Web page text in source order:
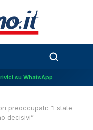
su WhatsApp
preoccupati: “Estate
decisivi”